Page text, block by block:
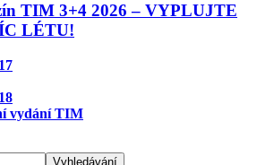
TIM 3+4 2026 – VYPLUJTE
LÉTU!
vydání TIM